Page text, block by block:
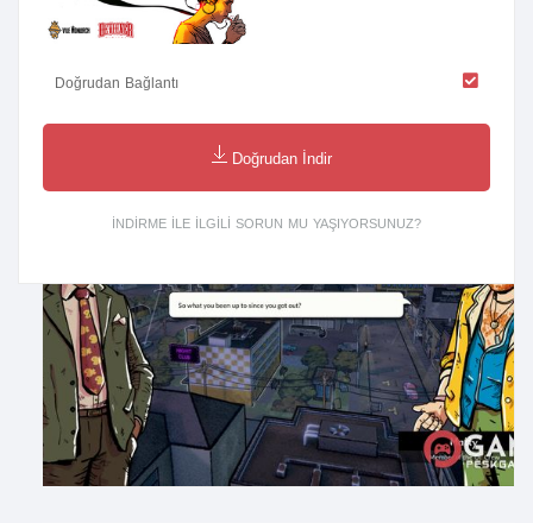
Doğrudan Bağlantı
Doğrudan İndir
İNDIRME ILE ILGILI SORUN MU YAŞIYORSUNUZ?